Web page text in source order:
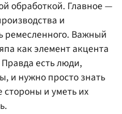
обработкой. Главное —
и
ремесленного. Важный
как элемент акцента
есть люди,
и нужно просто знать
и уметь их